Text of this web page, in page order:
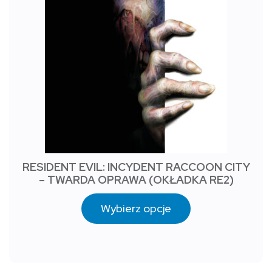
RESIDENT EVIL: INCYDENT RACCOON CITY
– TWARDA OPRAWA (OKŁADKA RE2)
Wybierz opcje